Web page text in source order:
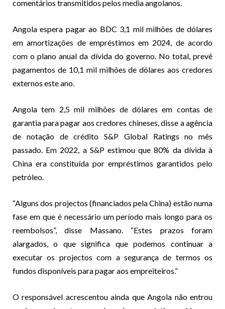
comentários transmitidos pelos media angolanos.
Angola espera pagar ao BDC 3,1 mil milhões de dólares
em amortizações de empréstimos em 2024, de acordo
com o plano anual da dívida do governo. No total, prevê
pagamentos de 10,1 mil milhões de dólares aos credores
externos este ano.
Angola tem 2,5 mil milhões de dólares em contas de
garantia para pagar aos credores chineses, disse a agência
de notação de crédito S&P Global Ratings no mês
passado. Em 2022, a S&P estimou que 80% da dívida à
China era constituída por empréstimos garantidos pelo
petróleo.
“Alguns dos projectos (financiados pela China) estão numa
fase em que é necessário um período mais longo para os
reembolsos”, disse Massano. “Estes prazos foram
alargados, o que significa que podemos continuar a
executar os projectos com a segurança de termos os
fundos disponíveis para pagar aos empreiteiros.”
O responsável acrescentou ainda que Angola não entrou